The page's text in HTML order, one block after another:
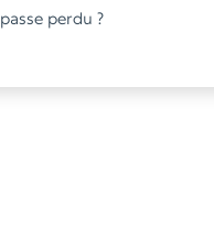
perdu ?